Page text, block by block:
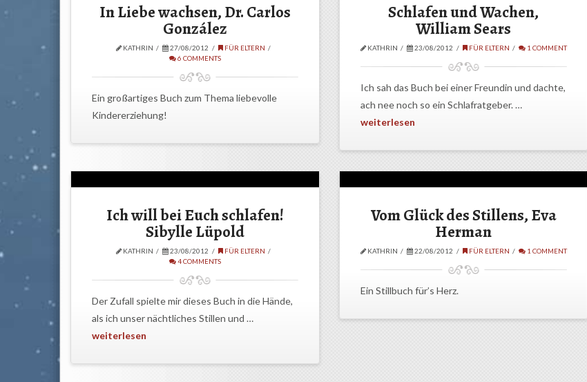
In Liebe wachsen, Dr. Carlos
González
KATHRIN 27/08/2012
FÜR ELTERN
6 COMMENTS
Ein großartiges Buch zum Thema liebevolle
Kindererziehung!
Schlafen und Wachen,
William Sears
KATHRIN 23/08/2012 FÜR ELTERN 1 COMMENT
Ich sah das Buch bei einer Freundin und dachte,
ach nee noch so ein Schlafratgeber. …
weiterlesen
Ich will bei Euch schlafen!
Sibylle Lüpold
KATHRIN 23/08/2012
FÜR ELTERN
4 COMMENTS
Der Zufall spielte mir dieses Buch in die Hände,
als ich unser nächtliches Stillen und …
weiterlesen
Vom Glück des Stillens, Eva
Herman
KATHRIN 22/08/2012 FÜR ELTERN 1 COMMENT
Ein Stillbuch für’s Herz.